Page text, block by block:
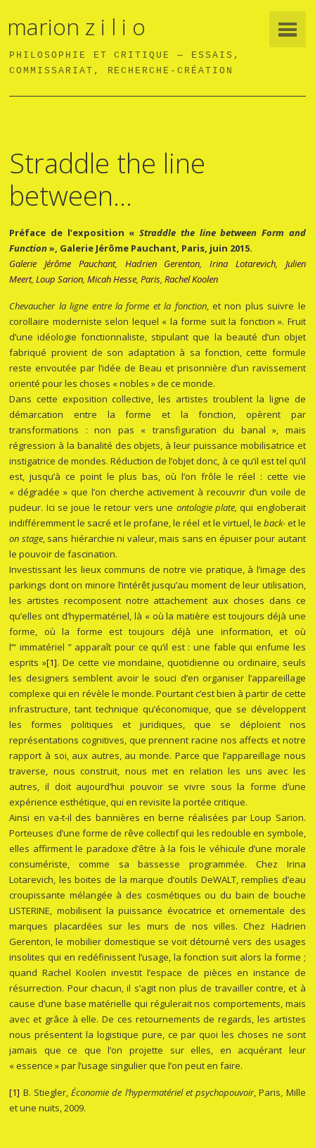
marion z i l i o
PHILOSOPHIE ET CRITIQUE — ESSAIS,
COMMISSARIAT, RECHERCHE-CRÉATION
Straddle the line
between…
Préface de l’exposition «Straddle the line between Form and
Function», Galerie Jérôme Pauchant, Paris, juin 2015.
Galerie Jérôme Pauchant, Hadrien Gerenton,Irina Lotarevich, Julien
Meert,Loup Sarion,Micah Hesse,Paris,Rachel Koolen
Chevaucher la ligne entre la forme et la fonction, et non plus suivre le
corollaire moderniste selon lequel « la forme suit la fonction ». Fruit
d’une idéologie fonctionnaliste, stipulant que la beauté d’un objet
fabriqué provient de son adaptation à sa fonction, cette formule
reste envoutée par l’idée de Beau et prisonnière d’un ravissement
orienté pour les choses « nobles » de ce monde.
Dans cette exposition collective, les artistes troublent la ligne de
démarcation entre la forme et la fonction, opèrent par
transformations : non pas « transfiguration du banal », mais
régression à la banalité des objets, à leur puissance mobilisatrice et
instigatrice de mondes. Réduction de l’objet donc, à ce qu’il est tel qu’il
est, jusqu’à ce point le plus bas, où l’on frôle le réel : cette vie
« dégradée » que l’on cherche activement à recouvrir d’un voile de
pudeur. Ici se joue le retour vers une ontologie plate, qui engloberait
indifféremment le sacré et le profane, le réel et le virtuel, le back-et le
on stage, sans hiérarchie ni valeur, mais sans en épuiser pour autant
le pouvoir de fascination.
Investissant les lieux communs de notre vie pratique, à l’image des
parkings dont on minore l’intérêt jusqu’au moment de leur utilisation,
les artistes recomposent notre attachement aux choses dans ce
qu’elles ont d’hypermatériel, là « où la matière est toujours déjà une
forme, où la forme est toujours déjà une information, et où
l’“ immatériel ” apparaît pour ce qu’il est : une fable qui enfume les
esprits »[1]. De cette vie mondaine, quotidienne ou ordinaire, seuls
les designers semblent avoir le souci d’en organiser l’appareillage
complexe qui en révèle le monde. Pourtant c’est bien à partir de cette
infrastructure, tant technique qu’économique, que se développent
les formes politiques et juridiques, que se déploient nos
représentations cognitives, que prennent racine nos affects et notre
rapport à soi, aux autres, au monde. Parce que l’appareillage nous
traverse, nous construit, nous met en relation les uns avec les
autres, il doit aujourd’hui pouvoir se vivre sous la forme d’une
expérience esthétique, qui en revisite la portée critique.
Ainsi en va-t-il des bannières en berne réalisées par Loup Sarion.
Porteuses d’une forme de rêve collectif qui les redouble en symbole,
elles affirment le paradoxe d’être à la fois le véhicule d’une morale
consumériste, comme sa bassesse programmée. Chez Irina
Lotarevich, les boites de la marque d’outils DeWALT, remplies d’eau
croupissante mélangée à des cosmétiques ou du bain de bouche
LISTERINE, mobilisent la puissance évocatrice et ornementale des
marques placardées sur les murs de nos villes. Chez Hadrien
Gerenton, le mobilier domestique se voit détourné vers des usages
insolites qui en redéfinissent l’usage, la fonction suit alors la forme ;
quand Rachel Koolen investit l’espace de pièces en instance de
résurrection. Pour chacun, il s’agit non plus de travailler contre, et à
cause d’une base matérielle qui régulerait nos comportements, mais
avec et grâce à elle. De ces retournements de regards, les artistes
nous présentent la logistique pure, ce par quoi les choses ne sont
jamais que ce que l’on projette sur elles, en acquérant leur
« essence » par l’usage singulier que l’on peut en faire.
[1] B. Stiegler,Économie de l’hypermatériel et psychopouvoir, Paris, Mille
et une nuits, 2009.